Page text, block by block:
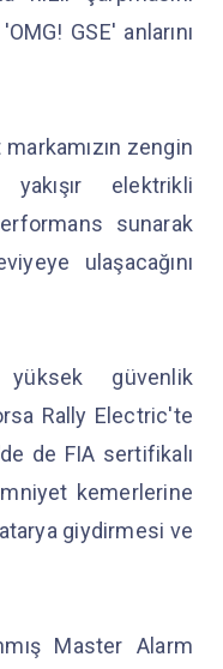
GSE' anlarını
zengin
elektrikli
sunarak
ulaşacağını
yüksek güvenlik
Rally Electric'te
de FIA sertifikalı
kemerlerine
giydirmesi ve
Master Alarm